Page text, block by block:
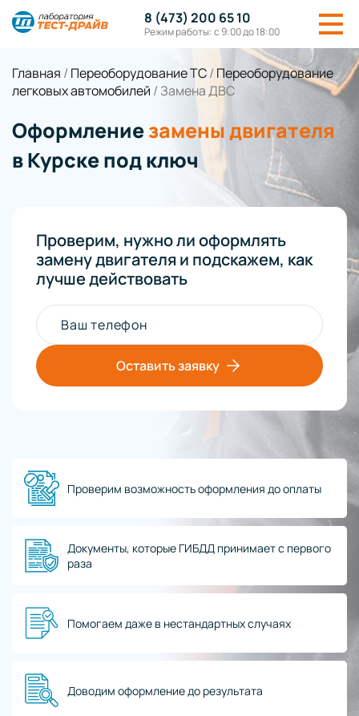
8 (473) 200 65 10
Режим работы: с 9:00 до 18:00
Главная / Переоборудование ТС/ Переоборудование
легковых автомобилей / Замена ДВС
Оформлениезамены двигателя
в Курске под ключ
Проверим, нужно ли оформлять
замену двигателя и подскажем, как
лучше действовать
Ваш телефон
Оставить заявку
Проверим возможность оформления до оплаты
Документы, которые ГИБДД принимает с первого
раза
Помогаем даже в нестандартных случаях
Доводим оформление до результата